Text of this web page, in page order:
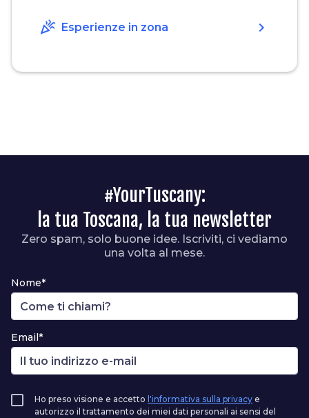
celebration Esperienze in zona chevron_right
#YourTuscany:
la tua Toscana, la tua newsletter
Zero spam, solo buone idee. Iscriviti, ci vediamo
una volta al mese.
Nome*
Email*
Ho preso visione e accetto l'informativa sulla privacy e
autorizzo il trattamento dei miei dati personali ai sensi del